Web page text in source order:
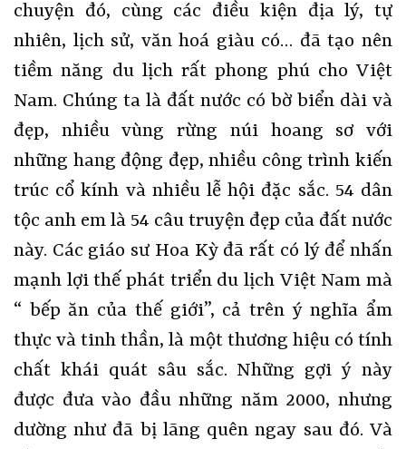
chuyện đó, cùng các điều kiện địa lý, tự
nhiên, lịch sử, văn hoá giàu có… đã tạo nên
tiềm năng du lịch rất phong phú cho Việt
Nam. Chúng ta là đất nước có bờ biển dài và
đẹp, nhiều vùng rừng núi hoang sơ với
những hang động đẹp, nhiều công trình kiến
trúc cổ kính và nhiều lễ hội đặc sắc. 54 dân
tộc anh em là 54 câu truyện đẹp của đất nước
này. Các giáo sư Hoa Kỳ đã rất có lý để nhấn
mạnh lợi thế phát triển du lịch Việt Nam mà
“ bếp ăn của thế giới”, cả trên ý nghĩa ẩm
thực và tinh thần, là một thương hiệu có tính
chất khái quát sâu sắc. Những gợi ý này
được đưa vào đầu những năm 2000, nhưng
dường như đã bị lãng quên ngay sau đó. Và